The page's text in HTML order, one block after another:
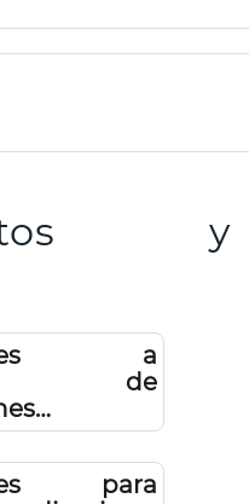
y
a
de
y
que lleven a
de
en El
para